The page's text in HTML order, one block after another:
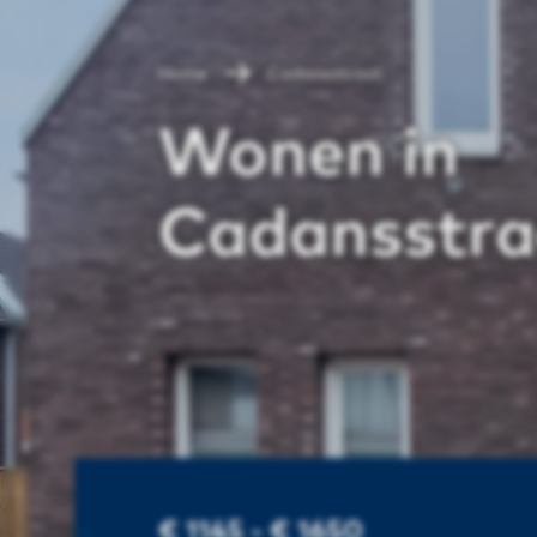
Home Cadansstraat
Wonen in